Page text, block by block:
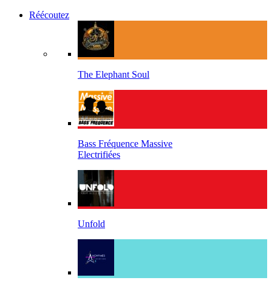
Réécoutez
The Elephant Soul
Bass Fréquence Massive
Electrifiées
Unfold